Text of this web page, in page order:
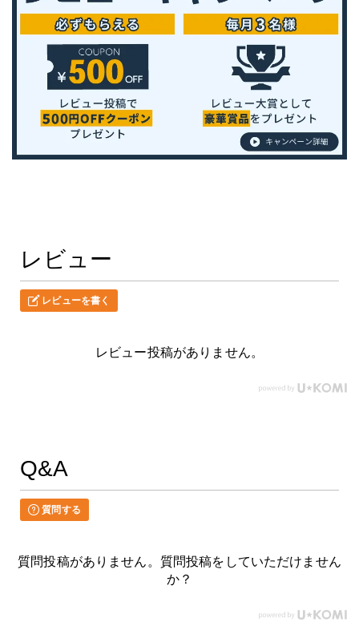
レビュー
レビューを書く
レビュー投稿がありません。
Q&A
質問する
質問投稿がありません。質問投稿をしていただけません
か？